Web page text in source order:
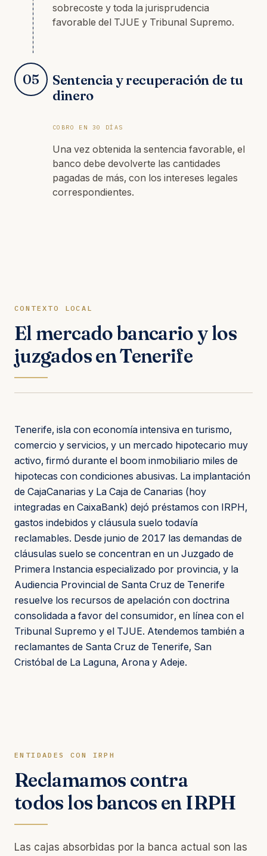
sobrecoste y toda la jurisprudencia
favorable del TJUE y Tribunal Supremo.
05
Sentencia y recuperación de tu
dinero
COBRO EN 30 DÍAS
Una vez obtenida la sentencia favorable, el
banco debe devolverte las cantidades
pagadas de más, con los intereses legales
correspondientes.
CONTEXTO LOCAL
El mercado bancario y los
juzgados en Tenerife
Tenerife, isla con economía intensiva en turismo,
comercio y servicios, y un mercado hipotecario muy
activo, firmó durante el boom inmobiliario miles de
hipotecas con condiciones abusivas. La implantación
de CajaCanarias y La Caja de Canarias (hoy
integradas en CaixaBank) dejó préstamos con IRPH,
gastos indebidos y cláusula suelo todavía
reclamables. Desde junio de 2017 las demandas de
cláusulas suelo se concentran en un Juzgado de
Primera Instancia especializado por provincia, y la
Audiencia Provincial de Santa Cruz de Tenerife
resuelve los recursos de apelación con doctrina
consolidada a favor del consumidor, en línea con el
Tribunal Supremo y el TJUE. Atendemos también a
reclamantes de Santa Cruz de Tenerife, San
Cristóbal de La Laguna, Arona y Adeje.
ENTIDADES CON IRPH
Reclamamos contra
todos los bancos en IRPH
Las cajas absorbidas por la banca actual son las